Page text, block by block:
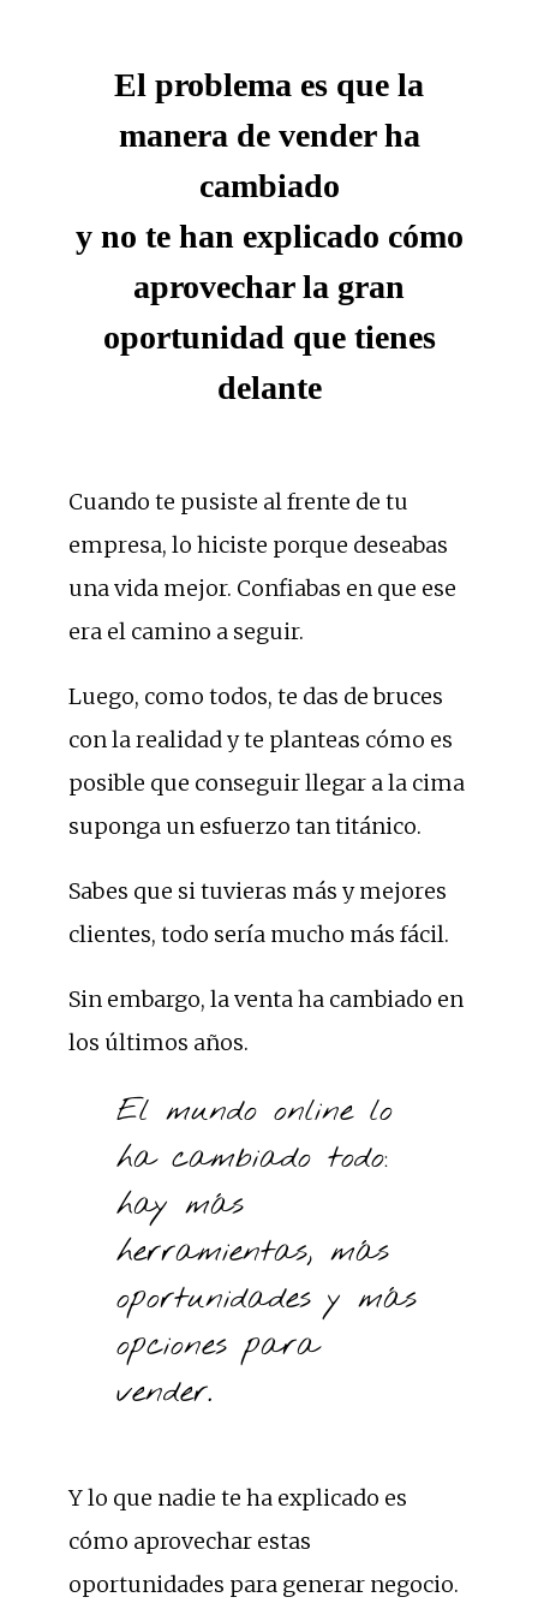
El problema es que la
manera de vender ha
cambiado
y no te han explicado cómo
aprovechar la gran
oportunidad que tienes
delante
Cuando te pusiste al frente de tu
empresa, lo hiciste porque deseabas
una vida mejor. Confiabas en que ese
era el camino a seguir.
Luego, como todos, te das de bruces
con la realidad y te planteas cómo es
posible que conseguir llegar a la cima
suponga un esfuerzo tan titánico.
Sabes que si tuvieras más y mejores
clientes, todo sería mucho más fácil.
Sin embargo, la venta ha cambiado en
los últimos años.
El mundo online lo
ha cambiado todo:
hay más
herramientas, más
oportunidades y más
opciones para
vender.
Y lo que nadie te ha explicado es
cómo aprovechar estas
oportunidades para generar negocio.